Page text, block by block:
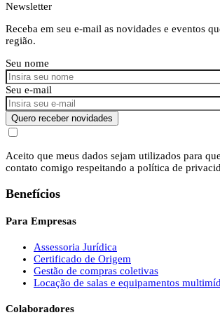
Newsletter
Receba em seu e-mail as novidades e eventos
região.
Seu nome
Seu e-mail
Quero receber novidades
Aceito que meus dados sejam utilizados para
contato comigo respeitando a política de
Benefícios
Para Empresas
Assessoria Jurídica
Certificado de Origem
Gestão de compras coletivas
Locação de salas e equipamentos
Colaboradores